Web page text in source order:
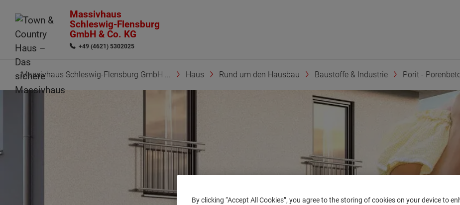
Massivhaus
Schleswig-Flensburg
GmbH & Co. KG
+49 (4621) 5302025
Massivhaus Schleswig-Flensburg GmbH ... Haus Rund um den Hausbau Baustoffe & Industrie Porit -
By clicking “Accept All Cookies”, you agree to the storing of cookies on your device to